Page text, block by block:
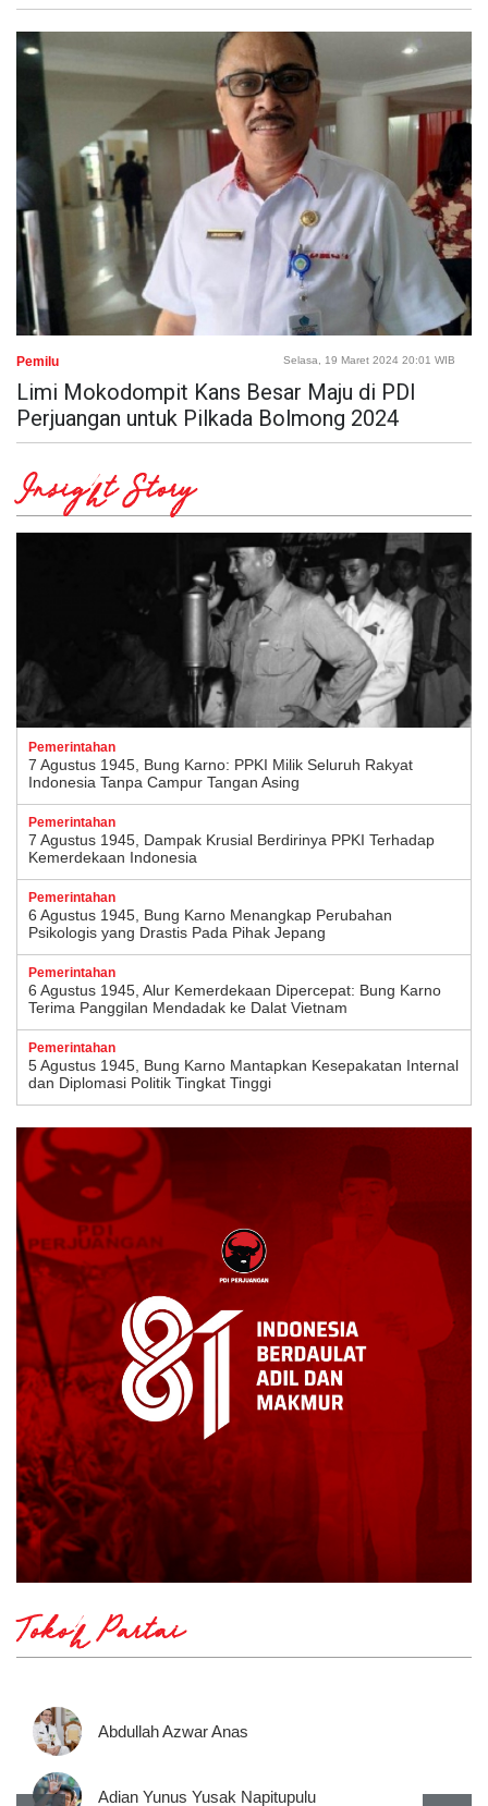
Pemilu Selasa, 19 Maret 2024 20:01 WIB
Limi Mokodompit Kans Besar Maju di PDI
Perjuangan untuk Pilkada Bolmong 2024
Insight Story
Pemerintahan
7 Agustus 1945, Bung Karno: PPKI Milik Seluruh Rakyat
Indonesia Tanpa Campur Tangan Asing
Pemerintahan
7 Agustus 1945, Dampak Krusial Berdirinya PPKI Terhadap
Kemerdekaan Indonesia
Pemerintahan
6 Agustus 1945, Bung Karno Menangkap Perubahan
Psikologis yang Drastis Pada Pihak Jepang
Pemerintahan
6 Agustus 1945, Alur Kemerdekaan Dipercepat: Bung Karno
Terima Panggilan Mendadak ke Dalat Vietnam
Pemerintahan
5 Agustus 1945, Bung Karno Mantapkan Kesepakatan Internal
dan Diplomasi Politik Tingkat Tinggi
Tokoh Partai
Abdullah Azwar Anas
Adian Yunus Yusak Napitupulu